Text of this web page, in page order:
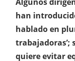
Algunos
han
hablado en
trabajadoras’;
quiere evitar